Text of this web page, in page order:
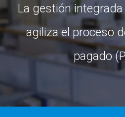
La gestión
agiliza el proceso
pagado